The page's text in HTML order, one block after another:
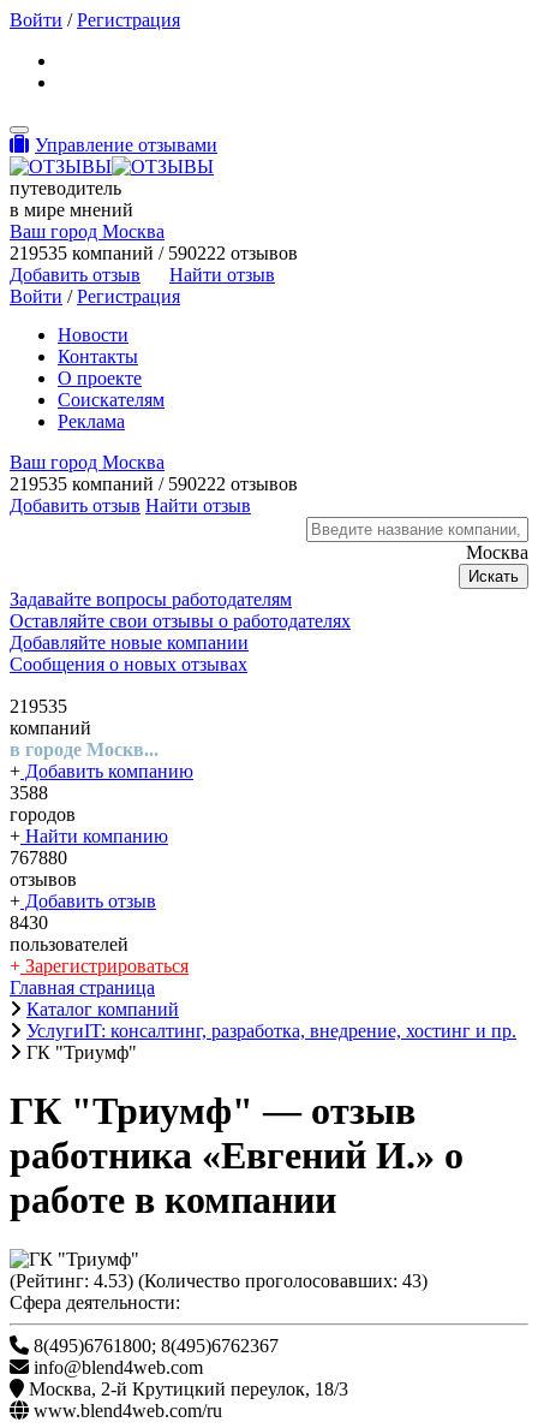
Войти /Регистрация
Toggle navigation
Управление отзывами
путеводитель
в мире мнений
Ваш город Москва
219535 компаний / 590222 отзывов
Добавить отзыв
Найти отзыв
Войти /Регистрация
Новости
Контакты
О проекте
Соискателям
Реклама
Ваш город Москва
219535 компаний / 590222 отзывов
Добавить отзыв Найти отзыв
Москва
Искать
Задавайте вопросы работодателям
Оставляйте свои отзывы о работодателях
Добавляйте новые компании
Сообщения о новых отзывах
219535
компаний
в городе Москв...
+ Добавить компанию
3588
городов
+ Найти компанию
767880
отзывов
+ Добавить отзыв
8430
пользователей
+ Зарегистрироваться
Главная страница
Каталог компаний
УслугиIT: консалтинг, разработка, внедрение, хостинг и пр.
ГК "Триумф"
ГК "Триумф" — отзыв
работника «Евгений И.» о
работе в компании
(Рейтинг: 4.53) (Количество проголосовавших: 43)
Сфера деятельности:
8(495)6761800; 8(495)6762367
info@blend4web.com
Москва,
2-й Крутицкий переулок, 18/3
www.blend4web.com/ru